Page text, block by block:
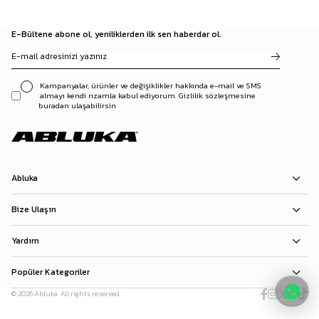
E-Bültene abone ol, yeniliklerden ilk sen haberdar ol.
Kampanyalar, ürünler ve değişiklikler hakkında e-mail ve SMS
almayı kendi rızamla kabul ediyorum. Gizlilik sözleşmesine
buradan ulaşabilirsin
Abluka
Bize Ulaşın
Yardım
Popüler Kategoriler
© 2026 Abluka. All rights reserved.